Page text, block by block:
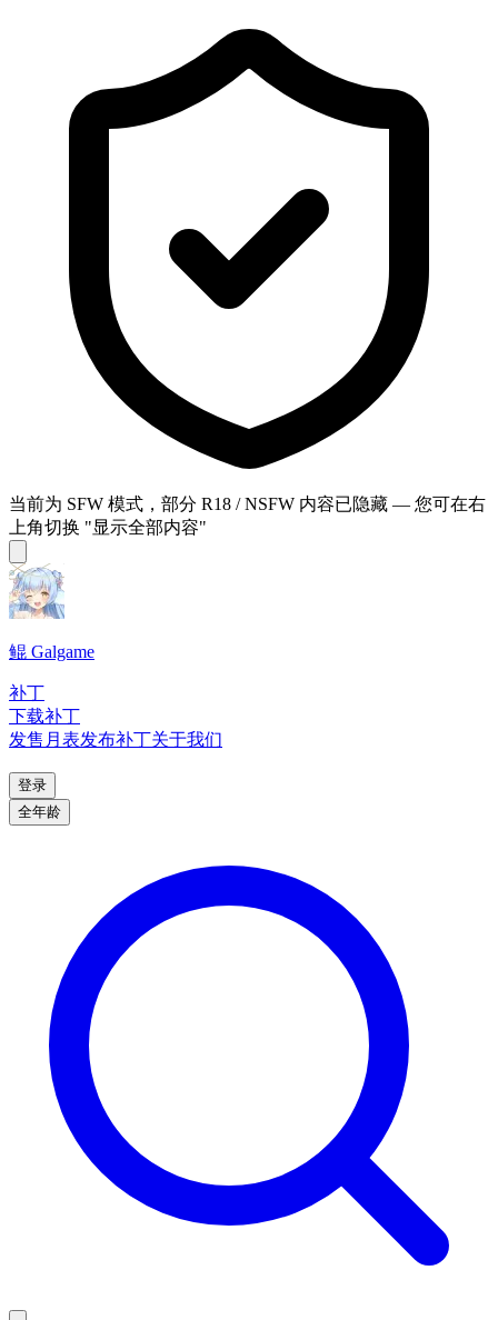
当前为 SFW 模式，部分 R18 / NSFW 内容已隐藏 — 您可在右
上角切换 "显示全部内容"
鲲 Galgame
补丁
下载补丁
发售月表发布补丁关于我们
登录
全年龄